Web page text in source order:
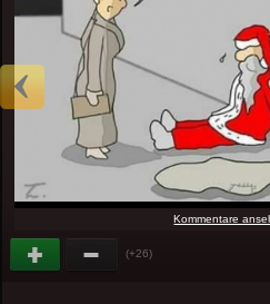
Kommentare
(+26)